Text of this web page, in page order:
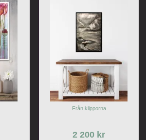
Från klipporna
2 200 kr